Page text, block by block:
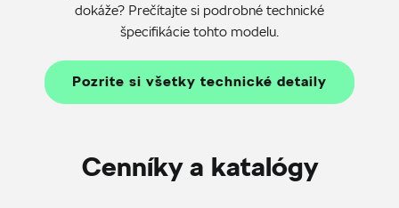
dokáže? Prečítajte si podrobné technické
špecifikácie tohto modelu.
Pozrite si všetky technické detaily
Cenníky a katalógy